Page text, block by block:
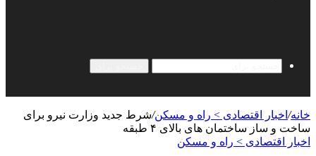
خانه/ اخبار اقتصادی > راه و مسکن/شرط جدید وزارت نیرو برای
ساخت و ساز ساختمان های بالای ۴ طبقه
اخبار اقتصادی > راه و مسکن